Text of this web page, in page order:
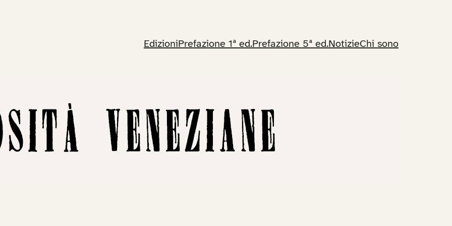
EdizioniPrefazione 1ª ed.Prefazione 5ª ed.NotizieChi sono